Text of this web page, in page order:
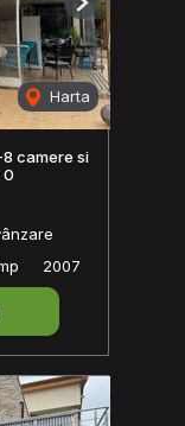
Harta
Next
camere si
0
2007